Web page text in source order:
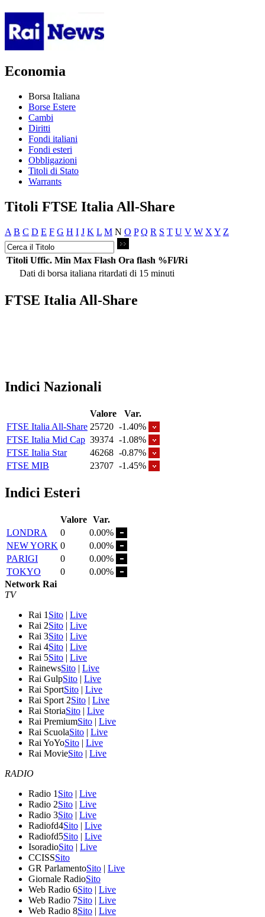
Economia
Borsa Italiana
Borse Estere
Cambi
Diritti
Fondi italiani
Fondi esteri
Obbligazioni
Titoli di Stato
Warrants
Titoli FTSE Italia All-Share
A B C D E F G H I J K L M N O P Q R S T U V W X Y Z
Titoli Uffic. Min Max Flash Ora flash %Fl/Ri
Dati di borsa italiana ritardati di 15 minuti
FTSE Italia All-Share
Indici Nazionali
Valore
Var.
FTSE Italia All-Share 25720 -1.40%
FTSE Italia Mid Cap 39374 -1.08%
FTSE Italia Star
46268 -0.87%
FTSE MIB
23707 -1.45%
Indici Esteri
Valore Var.
LONDRA
0
0.00%
NEW YORK 0
0.00%
PARIGI
0
0.00%
TOKYO
0
0.00%
Network Rai
TV
Rai 1 Sito | Live
Rai 2Sito | Live
Rai 3Sito | Live
Rai 4Sito | Live
Rai 5Sito | Live
RainewsSito | Live
Rai GulpSito | Live
Rai SportSito | Live
Rai Sport 2Sito | Live
Rai StoriaSito | Live
Rai PremiumSito | Live
Rai ScuolaSito | Live
Rai YoYoSito | Live
Rai MovieSito | Live
RADIO
Radio 1 Sito | Live
Radio 2Sito | Live
Radio 3Sito | Live
Radiofd4Sito | Live
Radiofd5Sito | Live
IsoradioSito | Live
CCISSSito
GR ParlamentoSito | Live
Giornale RadioSito
Web Radio 6Sito | Live
Web Radio 7Sito | Live
Web Radio 8Sito | Live